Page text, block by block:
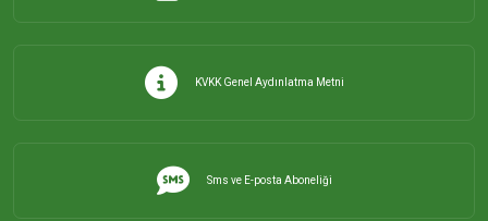
KVKK Genel Aydınlatma Metni
Sms ve E-posta Aboneliği